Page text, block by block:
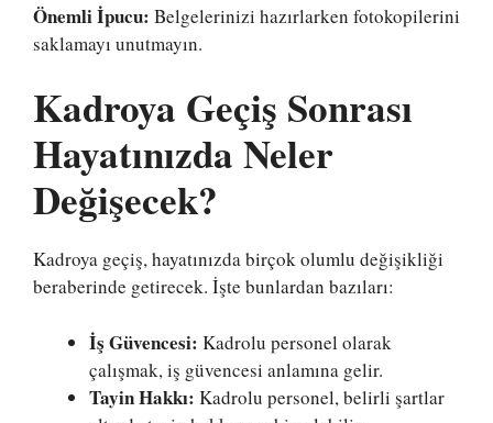
Önemli İpucu: Belgelerinizi hazırlarken fotokopilerini
saklamayı unutmayın.
Kadroya Geçiş Sonrası
Hayatınızda Neler
Değişecek?
Kadroya geçiş, hayatınızda birçok olumlu değişikliği
beraberinde getirecek. İşte bunlardan bazıları:
İş Güvencesi: Kadrolu personel olarak
çalışmak, iş güvencesi anlamına gelir.
Tayin Hakkı: Kadrolu personel, belirli şartlar